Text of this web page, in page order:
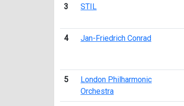
3 STIL
4 Jan-Friedrich Conrad
5
London Philharmonic
Orchestra